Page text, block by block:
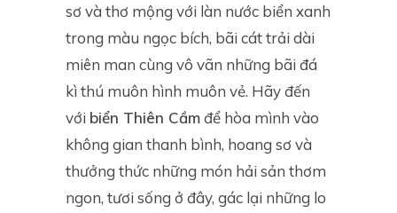
sơ và thơ mộng với làn nước biển xanh
trong màu ngọc bích, bãi cát trải dài
miên man cùng vô vãn những bãi đá
kì thú muôn hình muôn vẻ. Hãy đến
với biển Thiên Cầmđể hòa mình vào
không gian thanh bình, hoang sơ và
thưởng thức những món hải sản thơm
ngon, tươi sống ở đây, gác lại những lo